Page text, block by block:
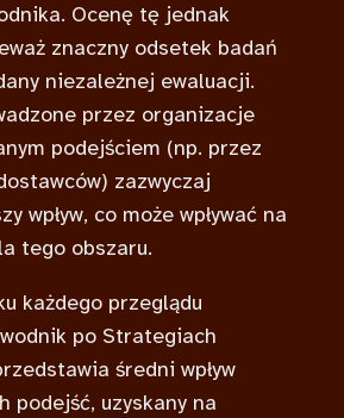
Ocenę tę jednak
znaczny odsetek badań
niezależnej ewaluacji.
przez organizacje
podejściem (np. przez
zazwyczaj
wpływ, co może wpływać na
tego obszaru.
każdego przeglądu
po Strategiach
średni wpływ
podejść, uzyskany na